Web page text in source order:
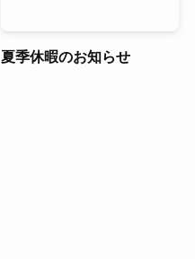
夏季休暇のお知らせ